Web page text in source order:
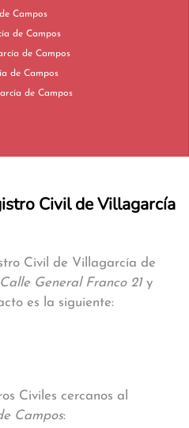
de Campos
Villagarcía de Campos
en Villagarcía de Campos
Villagarcía de Campos
en Villagarcía de Campos
Civil de Villagarcía
Civil de Villagarcía de
Calle General Franco 21y
es la siguiente:
Civiles cercanos al
Campos: